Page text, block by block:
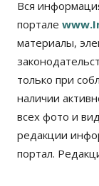
Вся
портале
материалы,
только при
наличии
всех фото и
редакции
портал.